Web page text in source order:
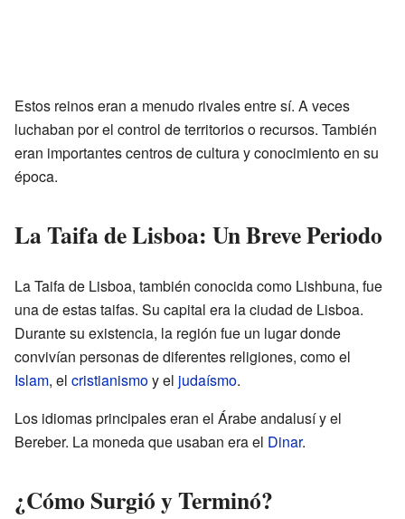
Estos reinos eran a menudo rivales entre sí. A veces
luchaban por el control de territorios o recursos. También
eran importantes centros de cultura y conocimiento en su
época.
La Taifa de Lisboa: Un Breve Periodo
La Taifa de Lisboa, también conocida como Lishbuna, fue
una de estas taifas. Su capital era la ciudad de Lisboa.
Durante su existencia, la región fue un lugar donde
convivían personas de diferentes religiones, como el
Islam, el cristianismoy el judaísmo.
Los idiomas principales eran el Árabe andalusí y el
Bereber. La moneda que usaban era el Dinar.
¿Cómo Surgió y Terminó?